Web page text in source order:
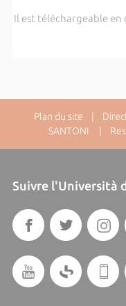
Il est téléchargeable en
Plan du site |
SANTONI |
Suivre l'Università